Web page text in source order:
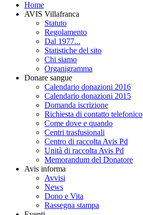
Home
AVIS Villafranca
Statuto
Regolamento
Dal 1977...
Statistiche del sito
Chi siamo
Organigramma
Donare sangue
Calendario donazioni 2016
Calendario donazioni 2015
Domanda iscrizione
Richiesta di contatto telefonico
Come dove e quando
Centri trasfusionali
Centro di raccolta Avis Pd
Unità di raccolta Avis Pd
Memorandum del Donatore
Avis informa
Avvisi
News
Dono e Vita
Rassegna stampa